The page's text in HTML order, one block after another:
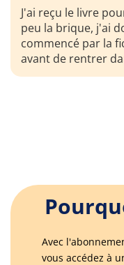
J'ai reçu le livre
peu la brique, j'ai
commencé par la
avant de rentrer
Avec
vous accédez à